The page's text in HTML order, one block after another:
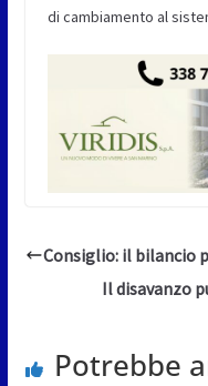
di cambiamento al
Consiglio: il bilancio
Il disavanzo
Potrebbe